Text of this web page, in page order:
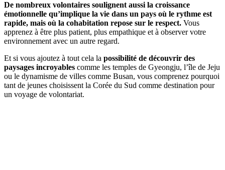
De nombreux volontaires soulignent aussi la croissance
émotionnelle qu’implique la vie dans un pays où le rythme est
rapide, mais où la cohabitation repose sur le respect. Vous
apprenez à être plus patient, plus empathique et à observer votre
environnement avec un autre regard.
Et si vous ajoutez à tout cela la possibilité de découvrir des
paysages incroyables comme les temples de Gyeongju, l’île de Jeju
ou le dynamisme de villes comme Busan, vous comprenez pourquoi
tant de jeunes choisissent la Corée du Sud comme destination pour
un voyage de volontariat.